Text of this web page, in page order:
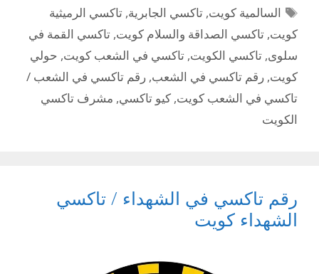
الوسوم
السالمية كويت,تاكسي الجابرية,تاكسي الرميثية
كويت, تاكسي الصداقة والسلام كويت, تاكسي القمة في
سلوى, تاكسي الكويت, تاكسي في الشعب كويت, حولي
كويت, رقم تاكسي في الشعب, رقم تاكسي في الشعب /
تاكسي في الشعب كويت, كيو تاكسي, مشرف تاكسي
الكويت
رقم تاكسي في الشهداء / تاكسي
الشهداء كويت